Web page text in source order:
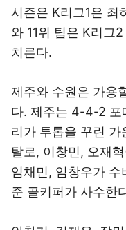
시즌은 K리그1은 최
와 11위 팀은 K리그
치른다.
제주와 수원은 가용
다. 제주는 4-4-2 포
리가 투톱을 꾸린 가
탈로, 이창민, 오재
임채민, 임창우가
준 골키퍼가 사수한